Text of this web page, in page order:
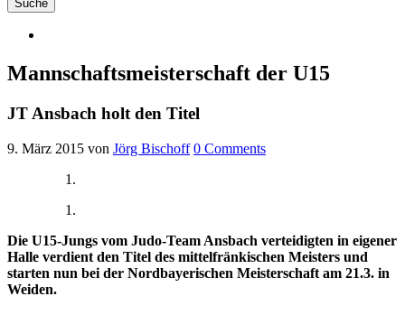
Mannschaftsmeisterschaft der U15
JT Ansbach holt den Titel
9. März 2015 von Jörg Bischoff 0 Comments
Die U15-Jungs vom Judo-Team Ansbach verteidigten in eigener
Halle verdient den Titel des mittelfränkischen Meisters und
starten nun bei der Nordbayerischen Meisterschaft am 21.3. in
Weiden.